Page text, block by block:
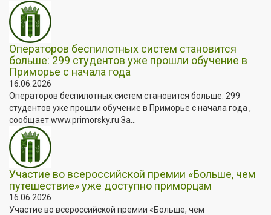
Операторов беспилотных систем становится
больше: 299 студентов уже прошли обучение в
Приморье с начала года
16.06.2026
Операторов беспилотных систем становится больше: 299
студентов уже прошли обучение в Приморье с начала года ,
сообщает www.primorsky.ru За...
Участие во всероссийской премии «Больше, чем
путешествие» уже доступно приморцам
16.06.2026
Участие во всероссийской премии «Больше, чем